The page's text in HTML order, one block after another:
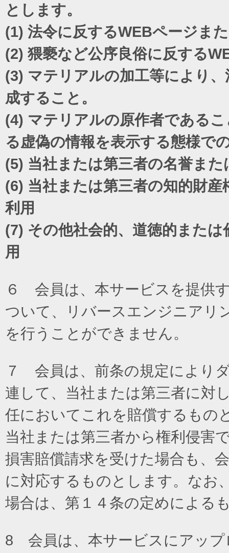
とします。
(1) 法令に反するWEBページま
(2) 猥褻など公序良俗に反する
(3) マテリアルの加工等により
成すること。
(4) マテリアルの原作者である
る虚偽の情報を表示する態様で
(5) 当社または第三者の名誉ま
(6) 当社または第三者の知的財
利用
(7) その他社会的、道徳的また
用
６ 会員は、本サービスを提供
ついて、リバースエンジニアリ
を行うことができません。
７ 会員は、前条の規定により
連して、当社または第三者に対
任においてこれを賠償するもの
当社または第三者から権利侵害
損害賠償請求を受けた場合も、
に対応するものとします。なお
場合は、第１４条の定めによる
8 会員は、本サービスにアップ